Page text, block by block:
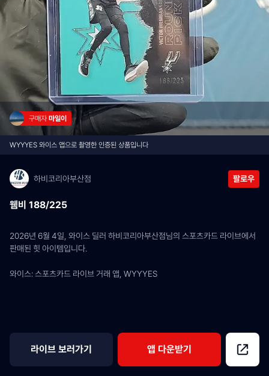
구매자 마일이
WYYYES 와이스 앱으로 촬영한 인증된 상품입니다
하비코리아부산점 팔로우
웸비 188/225
2026년 6월 4일, 와이스 딜러 하비코리아부산점님의 스포츠카드 라이브에서
판매된 힛 아이템입니다.
와이스: 스포츠카드 라이브 거래 앱, WYYYES
라이브 보러가기 앱 다운받기